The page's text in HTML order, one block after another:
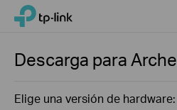
Click
navigation
TP-Link, Reliably Smart
Descarga para
Elige una versión de hardware: